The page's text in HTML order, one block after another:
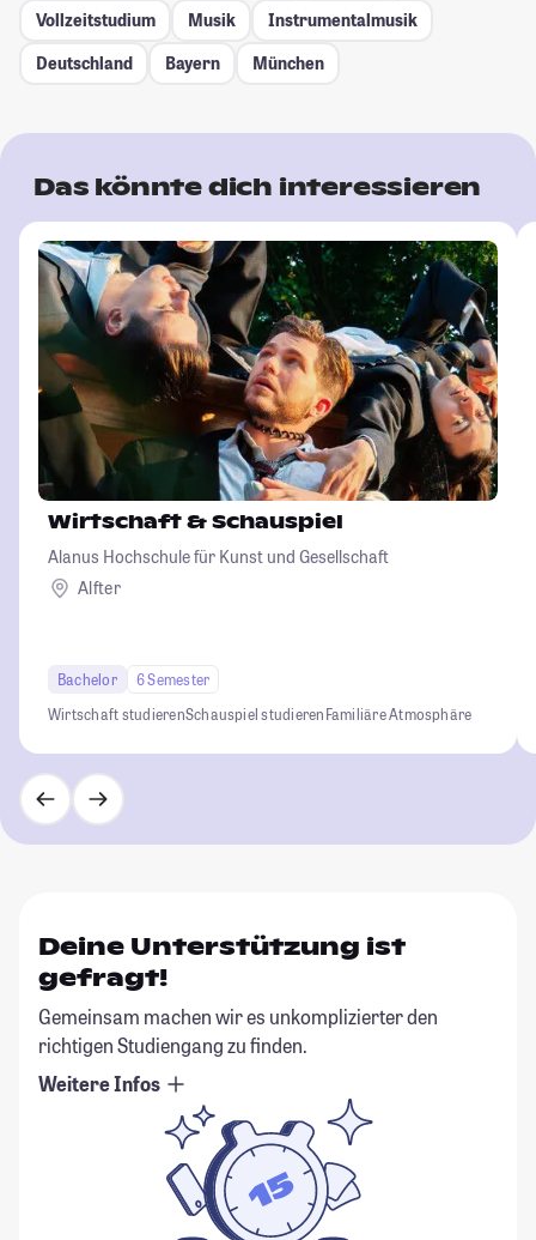
Vollzeitstudium
Musik
Instrumentalmusik
Deutschland
Bayern München
Das könnte dich interessieren
Wirtschaft & Schauspiel
Alanus Hochschule für Kunst und Gesellschaft
Alfter
Bachelor
6 Semester
Wirtschaft studierenSchauspiel studierenFamiliäre Atmosphäre
Deine Unterstützung ist
gefragt!
Gemeinsam machen wir es unkomplizierter den
richtigen Studiengang zu finden.
Weitere Infos